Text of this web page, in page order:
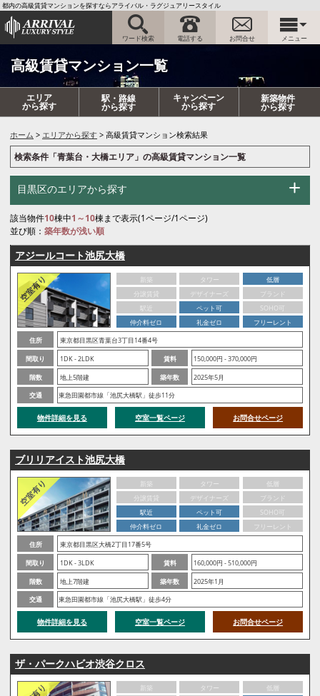
都内の高級賃貸マンションを探すならアライバル・ラグジュアリースタイル
ワード検索 電話する お問合せ メニュー
高級賃貸マンション一覧
エリア
から探す
駅・路線
から探す
キャンペーン
から探す
新築物件
から探す
ホーム エリアから探す 高級賃貸マンション検索結果
検索条件「青葉台・大橋エリア」の高級賃貸マンション一覧
目黒区のエリアから探す
該当物件10棟中1～10棟まで表示(1ページ/1ページ)
並び順： 築年数が浅い順
アジールコート池尻大橋
新築 タワー
低層
分譲賃貸
デザイナーズ
ブランド
駅近
ペット可
SOHO可
仲介料ゼロ
礼金ゼロ
フリーレント
住所
東京都目黒区青葉台3丁目14番4号
間取り
1DK - 2LDK 賃料
150,000円 - 370,000円
階数
地上5階建 築年数
2025年5月
交通
東急田園都市線「池尻大橋駅」徒歩11分
物件詳細を見る 空室一覧ページ お問合せページ
ブリリアイスト池尻大橋
新築 タワー
低層
分譲賃貸
デザイナーズ
ブランド
駅近
ペット可
SOHO可
仲介料ゼロ
礼金ゼロ
フリーレント
住所
東京都目黒区大橋2丁目17番5号
間取り
1DK - 3LDK 賃料
160,000円 - 510,000円
階数
地上7階建 築年数
2025年1月
交通
東急田園都市線「池尻大橋駅」徒歩4分
物件詳細を見る 空室一覧ページ お問合せページ
ザ・パークハビオ渋谷クロス
新築 タワー
低層